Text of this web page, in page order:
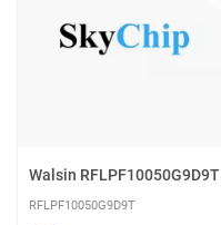
Walsin RFLPF10050G9D9T
RFLPF10050G9D9T